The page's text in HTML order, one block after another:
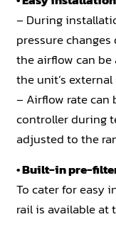
– During
pressure
the airflow can
the unit’s
– Airflow rate can
controller during
adjusted to the
• Built-in pre-
To cater for easy
rail is available at